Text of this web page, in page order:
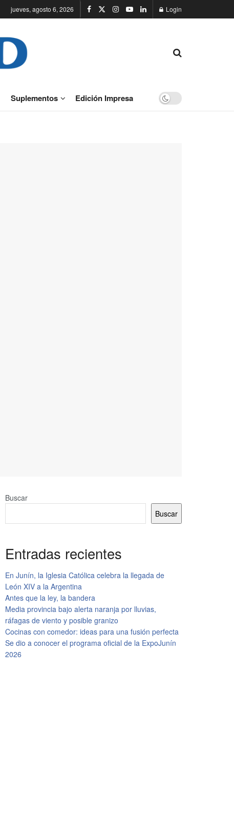
jueves, agosto 6, 2026 Login
Suplementos Edición Impresa
Buscar
Buscar
Entradas recientes
En Junín, la Iglesia Católica celebra la llegada de
León XIV a la Argentina
Antes que la ley, la bandera
Media provincia bajo alerta naranja por lluvias,
ráfagas de viento y posible granizo
Cocinas con comedor: ideas para una fusión perfecta
Se dio a conocer el programa oficial de la ExpoJunín
2026